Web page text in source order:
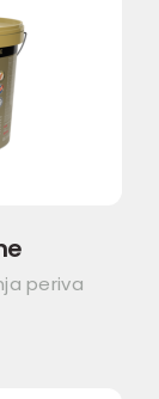
periva